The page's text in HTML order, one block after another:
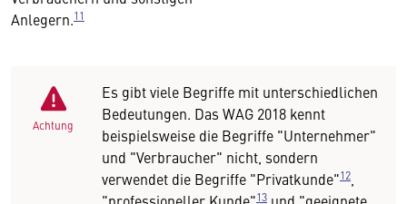
Anlegern.11
Achtung
Es gibt viele Begriffe mit unterschiedlichen
Bedeutungen. Das WAG 2018 kennt
beispielsweise die Begriffe "Unternehmer"
und "Verbraucher" nicht, sondern
verwendet die Begriffe "Privatkunde"12
13